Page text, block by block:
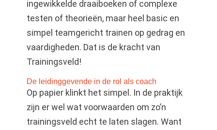
ingewikkelde draaiboeken of complexe
testen of theorieën, maar heel basic en
simpel teamgericht trainen op gedrag en
vaardigheden. Dat is de kracht van
Trainingsveld!
De leidinggevende in de rol als coach
Op papier klinkt het simpel. In de praktijk
zijn er wel wat voorwaarden om zo’n
trainingsveld echt te laten slagen. Want